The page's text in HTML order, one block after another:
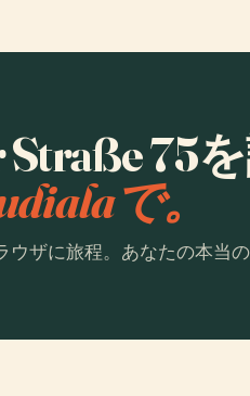
75
で。
ウザに旅程。あなたの本当